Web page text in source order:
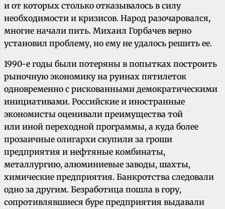
и от которых столько отказывалось в силу
необходимости и кризисов. Народ разочаровался,
многие начали пить. Михаил Горбачев верно
установил проблему, но ему не удалось решить ее.
1990-е годы были потеряны в попытках построить
рыночную экономику на руинах пятилеток
одновременно с рискованными демократическими
инициативами. Российские и иностранные
экономисты оценивали преимущества той
или иной переходной программы, а куда более
прозаичные олигархи скупили за гроши
предприятия и нефтяные комбинаты,
металлургию, алюминиевые заводы, шахты,
химические предприятия. Банкротства следовали
одно за другим. Безработица пошла в гору,
сопротивлявшиеся буре предприятия выдавали